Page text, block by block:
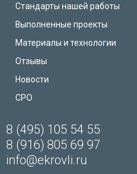
Стандарты нашей работы
Выполненные проекты
Материалы и технологии
Отзывы
Новости
СРО
8 (495) 105 54 55
8 (916) 805 69 97
info@ekrovli.ru